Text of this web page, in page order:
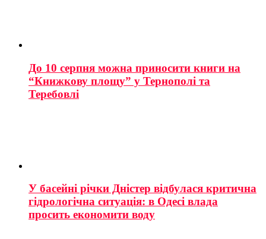
До 10 серпня можна приносити книги на
“Книжкову площу” у Тернополі та
Теребовлі
У басейні річки Дністер відбулася критична
гідрологічна ситуація: в Одесі влада
просить економити воду